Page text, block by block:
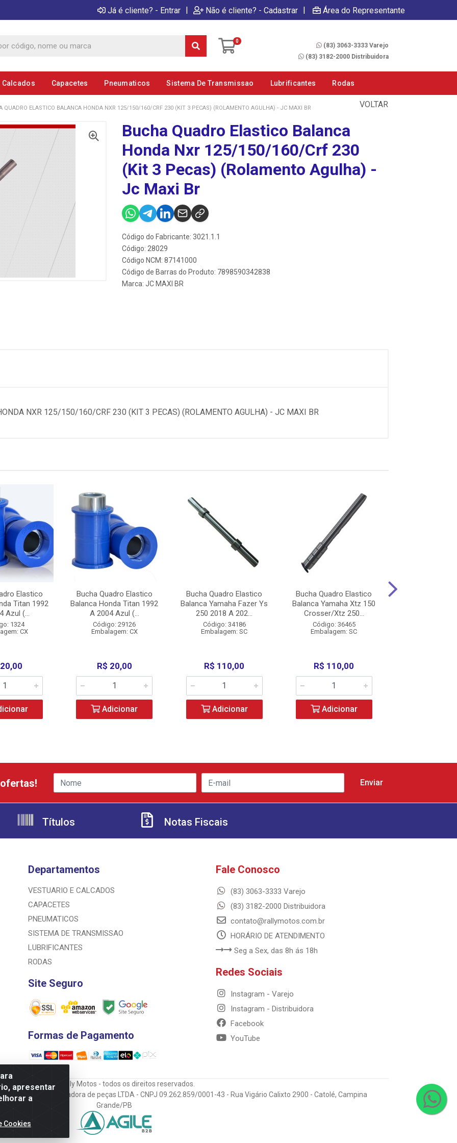
Já é cliente? - Entrar | Não é cliente? - Cadastrar | Área do Representante
0
(83) 3063-3333 Varejo
(83) 3182-2000 Distribuidora
Calcados Capacetes Pneumaticos Sistema De Transmissao Lubrificantes Rodas
VOLTAR
QUADRO ELASTICO BALANCA HONDA NXR 125/150/160/CRF 230 (KIT 3 PECAS) (ROLAMENTO AGULHA) - JC MAXI BR
Bucha Quadro Elastico Balanca
Honda Nxr 125/150/160/Crf 230
(Kit 3 Pecas) (Rolamento Agulha) -
Jc Maxi Br
Código do Fabricante: 3021.1.1
Código: 28029
Código NCM: 87141000
Código de Barras do Produto: 7898590342838
Marca: JC MAXI BR
NXR 125/150/160/CRF 230 (KIT 3 PECAS) (ROLAMENTO AGULHA) - JC MAXI BR
Elastico
Titan 1992
Azul (...
1324
CX
Bucha Quadro Elastico
Balanca Honda Titan 1992
A 2004 Azul (...
Código: 29126
Embalagem: CX
R$ 20,00
Adicionar
Bucha Quadro Elastico
Balanca Yamaha Fazer Ys
250 2018 A 202...
Código: 34186
Embalagem: SC
R$ 110,00
Adicionar
Bucha Quadro Elastico
Balanca Yamaha Xtz 150
Crosser/Xtz 250...
Código: 36465
Embalagem: SC
R$ 110,00
Adicionar
apresentar
a
Cookies
Títulos Notas Fiscais
Departamentos
VESTUARIO E CALCADOS
CAPACETES
PNEUMATICOS
SISTEMA DE TRANSMISSAO
LUBRIFICANTES
RODAS
Site Seguro
Formas de Pagamento
Fale Conosco
(83) 3063-3333 Varejo
(83) 3182-2000 Distribuidora
contato@rallymotos.com.br
HORÁRIO DE ATENDIMENTO
Seg a Sex, das 8h ás 18h
Redes Sociais
Instagram - Varejo
Instagram - Distribuidora
Facebook
YouTube
© 2023 Rally Motos - todos os direitos reservados.
e transportadora de peças LTDA - CNPJ 09.262.859/0001-43 - Rua Vigário Calixto 2900 - Catolé, Campina
Grande/PB